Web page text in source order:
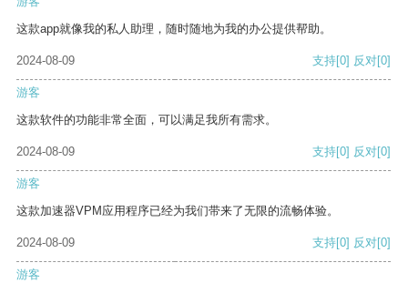
这款app就像我的私人助理，随时随地为我的办公提供帮助。
2024-08-09 支持[0] 反对[0]
游客
这款软件的功能非常全面，可以满足我所有需求。
2024-08-09 支持[0] 反对[0]
游客
这款加速器VPM应用程序已经为我们带来了无限的流畅体验。
2024-08-09 支持[0] 反对[0]
游客